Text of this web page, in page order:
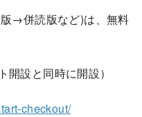
→併読版など)は、無料
設と同時に開設）
checkout/